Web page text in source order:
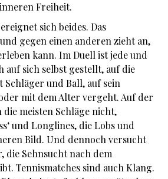
Freiheit.
sich beides. Das
gegen einen anderen zieht an,
kann. Im Duell ist jede und
auf sich selbst gestellt, auf die
Schläger und Ball, auf sein
mit dem Alter vergeht. Auf der
meisten Schläge nicht,
und Longlines, die Lobs und
Bild. Und dennoch versucht
die Sehnsucht nach dem
Tennismatches sind auch Klang.